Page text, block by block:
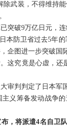
除武装，不得维持
突破9万亿日元，
本防卫省过去5年
企图进一步突破
这究竟是心虚，
审判判定了日本
义筹备发动战争
，将派遣4名自卫